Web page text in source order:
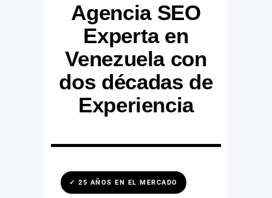
Agencia SEO
Experta en
Venezuela con
dos décadas de
Experiencia
✓ 25 AÑOS EN EL MERCADO